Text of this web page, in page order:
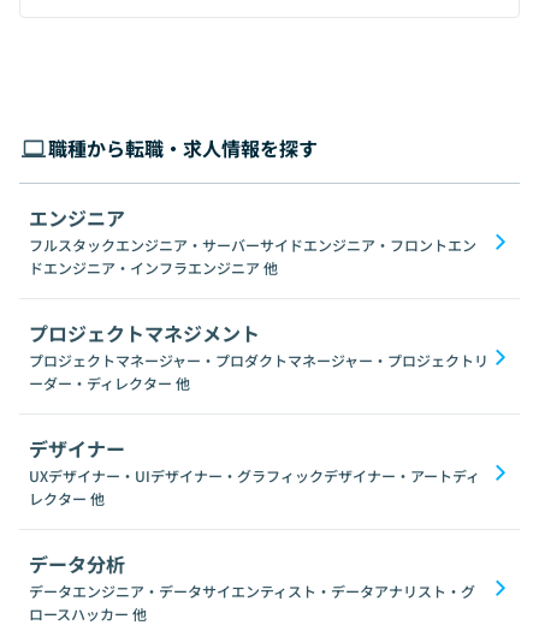
職種から転職・求人情報を探す
エンジニア
フルスタックエンジニア・サーバーサイドエンジニア・フロントエン
ドエンジニア・インフラエンジニア 他
プロジェクトマネジメント
プロジェクトマネージャー・プロダクトマネージャー・プロジェクトリ
ーダー・ディレクター 他
デザイナー
UXデザイナー・UIデザイナー・グラフィックデザイナー・アートディ
レクター 他
データ分析
データエンジニア・データサイエンティスト・データアナリスト・グ
ロースハッカー 他